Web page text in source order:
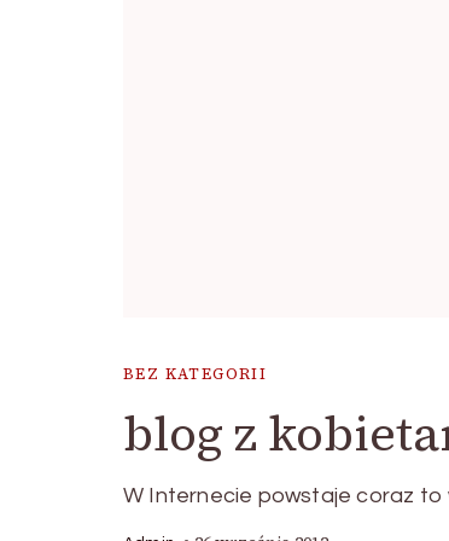
BEZ KATEGORII
blog z
W Internecie powstaje coraz to